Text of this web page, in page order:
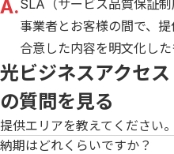
A.SLA（サービス品質保証
事業者とお客様の間で、
合意した内容を明文化した
光ビジネスアクセ
の質問を見る
提供エリアを教えてください。
納期はどれくらいですか？